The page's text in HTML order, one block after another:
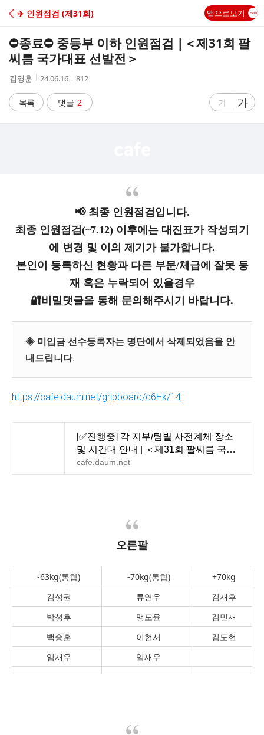
C
A
✈️ 인원점검 (제31회) 앱으로보기
⛔종료⛔ 중등부 이하 인원점검 |＜제31회 팔
씨름 국가대표 선발전＞
작
자
김영훈
작
시
간
24.06.16
조
수
812
목록 댓글 2
글
가
글
자
가
📢 최종 인원점검입니다.
최종 인원점검(~7.12) 이후에는 대진표가 작성되기
에 변경 및 이의 제기가 불가합니다.
본인이 등록하신 현황과 다른 부문/체급에 잘못 등
재 혹은 누락되어 있을경우
🔐비밀댓글을 통해 문의해주시기 바랍니다.
◈ 미입금 선수등록자는 명단에서 삭제되었음을 안
내드립니다.
https://cafe.daum.net/gripboard/c6Hk/14
[✅진행중] 각 지부/팀별 사전계체 장소
및 시간대 안내 | ＜제31회 팔씨름 국가
대표 선발전＞ &
cafe.daum.net
오른팔
-63kg(통합) -70kg(통합)
+70kg
김성권
류연우
김재후
박성후
맹도윤
김민재
백승훈
이현서
김도현
임재우
임재우